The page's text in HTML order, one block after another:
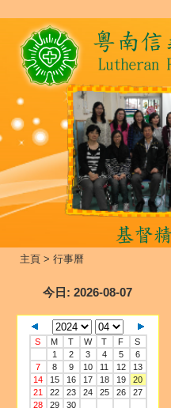
主頁 > 行事曆
今日 : 2026-08-07
S M T W T F
S
1
2 3 4 5
6
7
8 9 10 11 12
13
14
15 16 17 18 19
20
21
22 23 24 25 26
27
28
29 30